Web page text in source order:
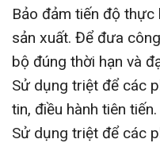
Bảo đảm tiến độ
sản xuất. Để đưa
bộ đúng thời hạn và
Sử dụng triệt để các
tin, điều hành tiên tiến.
Sử dụng triệt để các